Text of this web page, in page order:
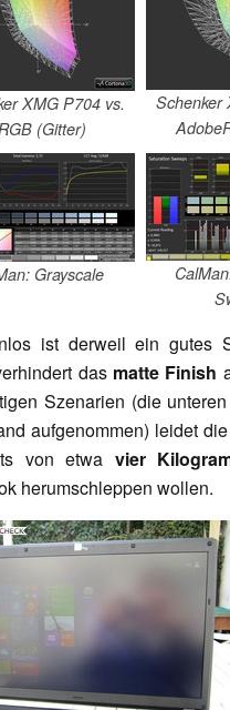
XMG P704 vs.
(Gitter)
Schenker
Grayscale
ist derweil ein gutes
das matte Finish
Szenarien (die
aufgenommen) leidet
von etwa vier
herumschleppen wollen.